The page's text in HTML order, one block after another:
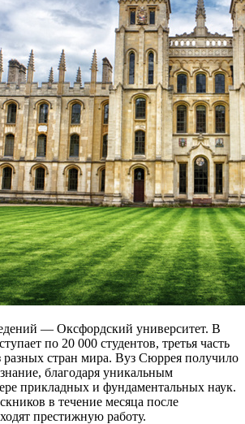
— Оксфордский университет. В
по 20 000 студентов, третья часть
разных стран мира. Вуз Сюррея получило
благодаря уникальным
прикладных и фундаментальных наук.
в течение месяца после
престижную работу.